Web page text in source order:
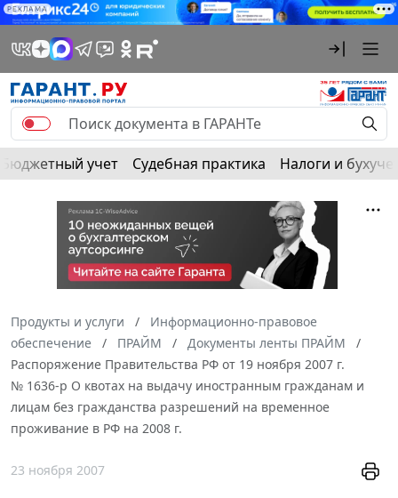
РЕКЛАМА
Бюджетный учет Судебная практика Налоги и
Продукты и услуги
Информационно-правовое
обеспечение
ПРАЙМ
Документы ленты ПРАЙМ
Распоряжение Правительства РФ от 19 ноября 2007 г.
№ 1636-р О квотах на выдачу иностранным гражданам и
лицам без гражданства разрешений на временное
проживание в РФ на 2008 г.
23 ноября 2007